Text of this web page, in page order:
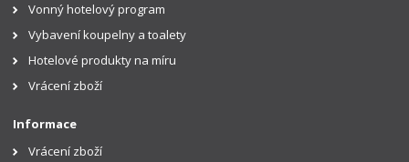
Vonný hotelový program
Vybavení koupelny a toalety
Hotelové produkty na míru
Vrácení zboží
Informace
Vrácení zboží